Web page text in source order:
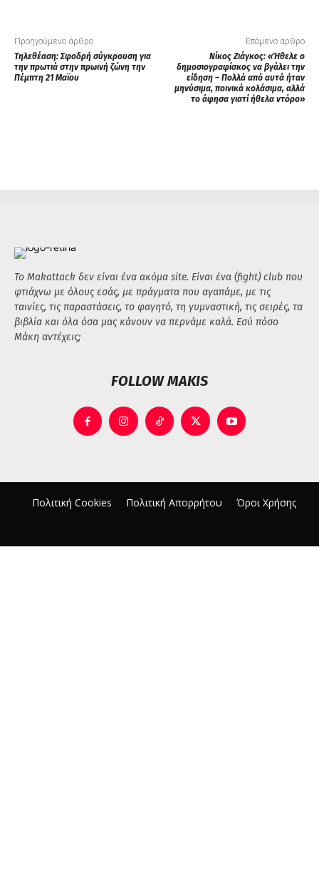
Προηγούμενο άρθρο
Τηλεθέαση: Σφοδρή σύγκρουση για
την πρωτιά στην πρωινή ζώνη την
Πέμπτη 21 Μαϊου
Επόμενο άρθρο
Νίκος Ζιάγκος: «Ήθελε ο
δημοσιογραφίσκος να βγάλει την
είδηση – Πολλά από αυτά ήταν
μηνύσιμα, ποινικά κολάσιμα, αλλά
το άφησα γιατί ήθελα ντόρο»
Το Makattack δεν είναι ένα ακόμα site. Είναι ένα (fight) club που
φτιάχνω με όλους εσάς, με πράγματα που αγαπάμε, με τις
ταινίες, τις παραστάσεις, το φαγητό, τη γυμναστική, τις σειρές, τα
βιβλία και όλα όσα μας κάνουν να περνάμε καλά. Εσύ πόσο
Μάκη αντέχεις;
FOLLOW MAKIS
Πολιτική Cookies Πολιτική Απορρήτου Όροι Χρήσης